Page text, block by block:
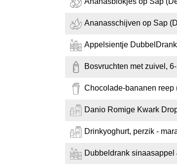
Ananasschijven op Sap
Appelsientje
Bosvruchten met zuivel,
Chocolade-bananen reep
Danio Romige Kwark
Drinkyoghurt, perzik -
Dubbeldrank